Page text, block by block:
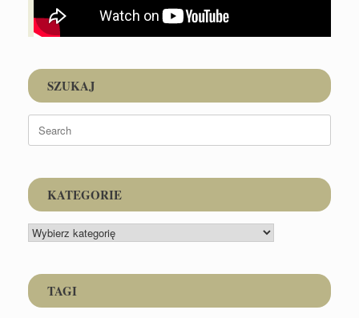
SZUKAJ
Search
for:
KATEGORIE
KATEGORIE
TAGI